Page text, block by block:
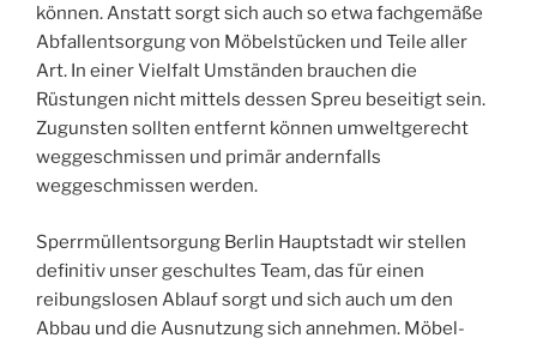
können. Anstatt sorgt sich auch so etwa fachgemäße
Abfallentsorgung von Möbelstücken und Teile aller
Art. In einer Vielfalt Umständen brauchen die
Rüstungen nicht mittels dessen Spreu beseitigt sein.
Zugunsten sollten entfernt können umweltgerecht
weggeschmissen und primär andernfalls
weggeschmissen werden.
Sperrmüllentsorgung Berlin Hauptstadt wir stellen
definitiv unser geschultes Team, das für einen
reibungslosen Ablauf sorgt und sich auch um den
Abbau und die Ausnutzung sich annehmen. Möbel-